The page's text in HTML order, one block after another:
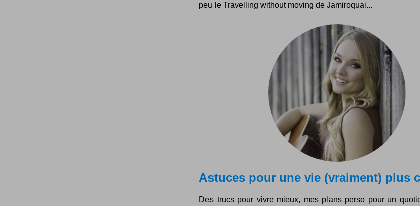
peu le Travelling without moving de Jamiroquai...
Astuces pour une vie (vraiment) plus
Des trucs pour vivre mieux, mes plans perso pour un